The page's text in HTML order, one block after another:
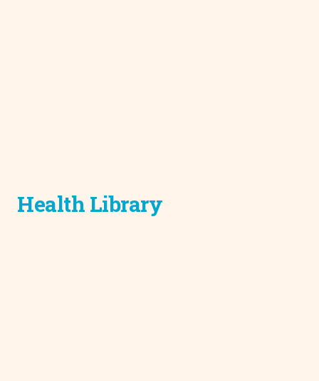
Health Library